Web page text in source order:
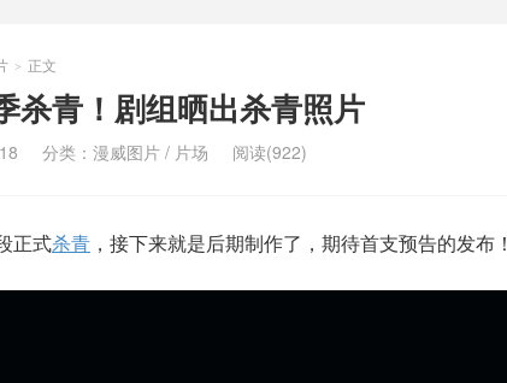
> 正文
杀青！剧组晒出杀青照片
分类： 漫威图片 / 片场 阅读(922)
正式杀青 ，接下来就是后期制作了，期待首支预告的发布！